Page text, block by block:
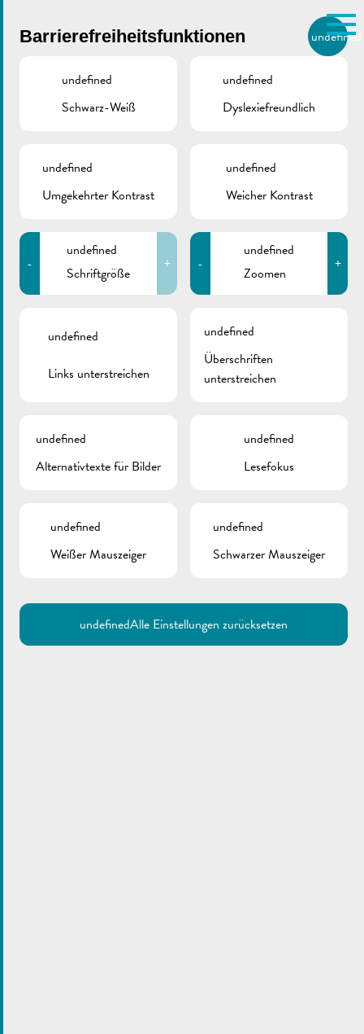
Utilisez la recherche pour
Comme par exemple des contacts, des
Stolpersteine in Remich
Zurück
Barrierefreiheitsfunktionen undefined
undefined
Schwarz-Weiß
undefined
Dyslexiefreundlich
undefined
Umgekehrter Kontrast
undefined
Weicher Kontrast
-
undefined
Schriftgröße
+ -
undefined
Zoomen
+
undefined
Links unterstreichen
undefined
Überschriften
unterstreichen
undefined
Alternativtexte für Bilder
undefined
Lesefokus
undefined
Weißer Mauszeiger
undefined
Schwarzer Mauszeiger
undefinedAlle Einstellungen zurücksetzen